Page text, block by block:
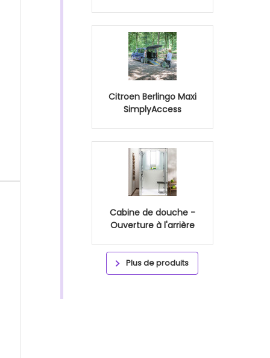
Citroen Berlingo Maxi
SimplyAccess
Cabine de douche -
Ouverture à l'arrière
Plus de produits